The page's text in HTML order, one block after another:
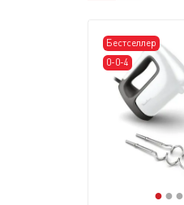
Бестселлер
0-0-4
●● ●